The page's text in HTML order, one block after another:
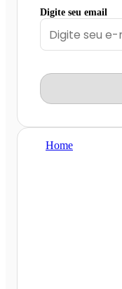
Digite seu email
Home